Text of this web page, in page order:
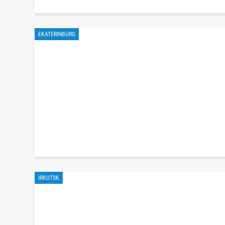
EKATERINBURG
IRKUTSK